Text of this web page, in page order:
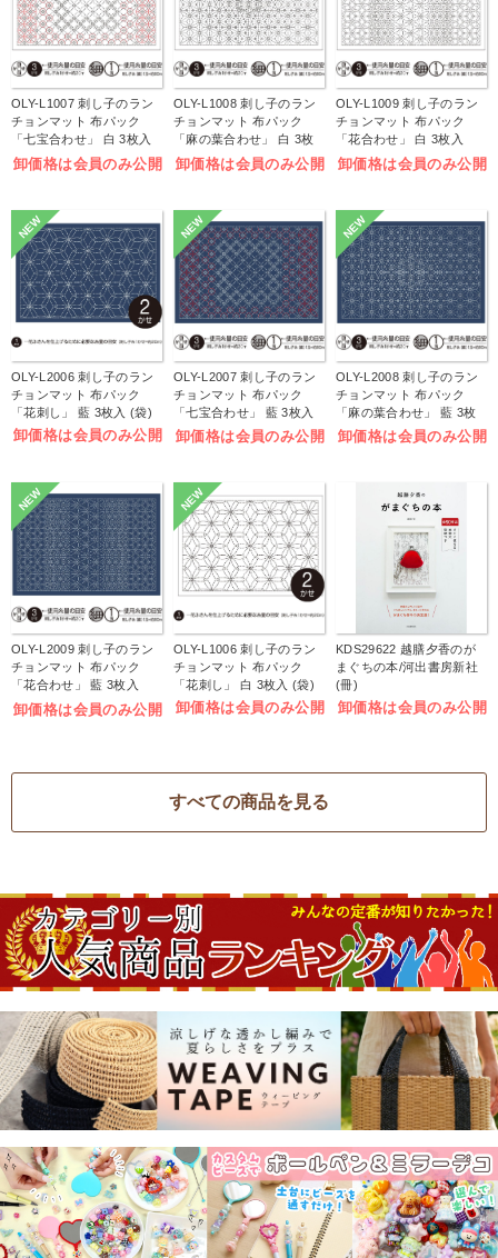
OLY-L1007 刺し子のラン
チョンマット 布パック
「七宝合わせ」 白 3枚入
(袋)
卸価格は会員のみ公開
OLY-L1008 刺し子のラン
チョンマット 布パック
「麻の葉合わせ」 白 3枚
入 (袋)
卸価格は会員のみ公開
OLY-L1009 刺し子のラン
チョンマット 布パック
「花合わせ」 白 3枚入
(袋)
卸価格は会員のみ公開
NEW
OLY-L2006 刺し子のラン
チョンマット 布パック
「花刺し」 藍 3枚入 (袋)
卸価格は会員のみ公開
NEW
OLY-L2007 刺し子のラン
チョンマット 布パック
「七宝合わせ」 藍 3枚入
(袋)
卸価格は会員のみ公開
NEW
OLY-L2008 刺し子のラン
チョンマット 布パック
「麻の葉合わせ」 藍 3枚
入 (袋)
卸価格は会員のみ公開
NEW
OLY-L2009 刺し子のラン
チョンマット 布パック
「花合わせ」 藍 3枚入
(袋)
卸価格は会員のみ公開
NEW
OLY-L1006 刺し子のラン
チョンマット 布パック
「花刺し」 白 3枚入 (袋)
卸価格は会員のみ公開
KDS29622 越膳夕香のが
まぐちの本/河出書房新社
(冊)
卸価格は会員のみ公開
すべての商品を見る